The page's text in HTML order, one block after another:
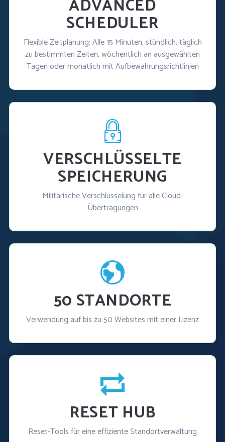
ADVANCED
SCHEDULER
Flexible Zeitplanung: Alle 15 Minuten, stündlich, täglich
zu bestimmten Zeiten, wöchentlich an ausgewählten
Tagen oder monatlich mit Aufbewahrungsrichtlinien
VERSCHLÜSSELTE
SPEICHERUNG
Militärische Verschlüsselung für alle Cloud-
Übertragungen
50 STANDORTE
Verwendung auf bis zu 50 Websites mit einer Lizenz
RESET HUB
Reset-Tools für eine effiziente Standortverwaltung